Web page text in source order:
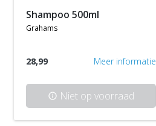
shampoo 500ml
grahams
28,99 Meer informatie
info Niet op voorraad